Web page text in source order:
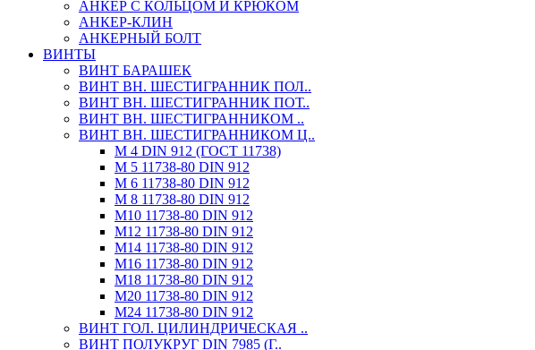
АНКЕР С КОЛЬЦОМ И КРЮКОМ
АНКЕР-КЛИН
АНКЕРНЫЙ БОЛТ
ВИНТЫ
ВИНТ БАРАШЕК
ВИНТ ВН. ШЕСТИГРАННИК ПОЛ..
ВИНТ ВН. ШЕСТИГРАННИК ПОТ..
ВИНТ ВН. ШЕСТИГРАННИКОМ ..
ВИНТ ВН. ШЕСТИГРАННИКОМ Ц..
М 4 DIN 912 (ГОСТ 11738)
М 5 11738-80 DIN 912
М 6 11738-80 DIN 912
М 8 11738-80 DIN 912
М10 11738-80 DIN 912
М12 11738-80 DIN 912
М14 11738-80 DIN 912
М16 11738-80 DIN 912
М18 11738-80 DIN 912
М20 11738-80 DIN 912
М24 11738-80 DIN 912
ВИНТ ГОЛ. ЦИЛИНДРИЧЕСКАЯ ..
ВИНТ ПОЛУКРУГ DIN 7985 (Г..